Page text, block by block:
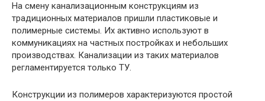
На смену канализационным конструкциям из
традиционных материалов пришли пластиковые и
полимерные системы. Их активно используют в
коммуникациях на частных постройках и небольших
производствах. Канализации из таких материалов
регламентируется только ТУ.
Конструкции из полимеров характеризуются простой